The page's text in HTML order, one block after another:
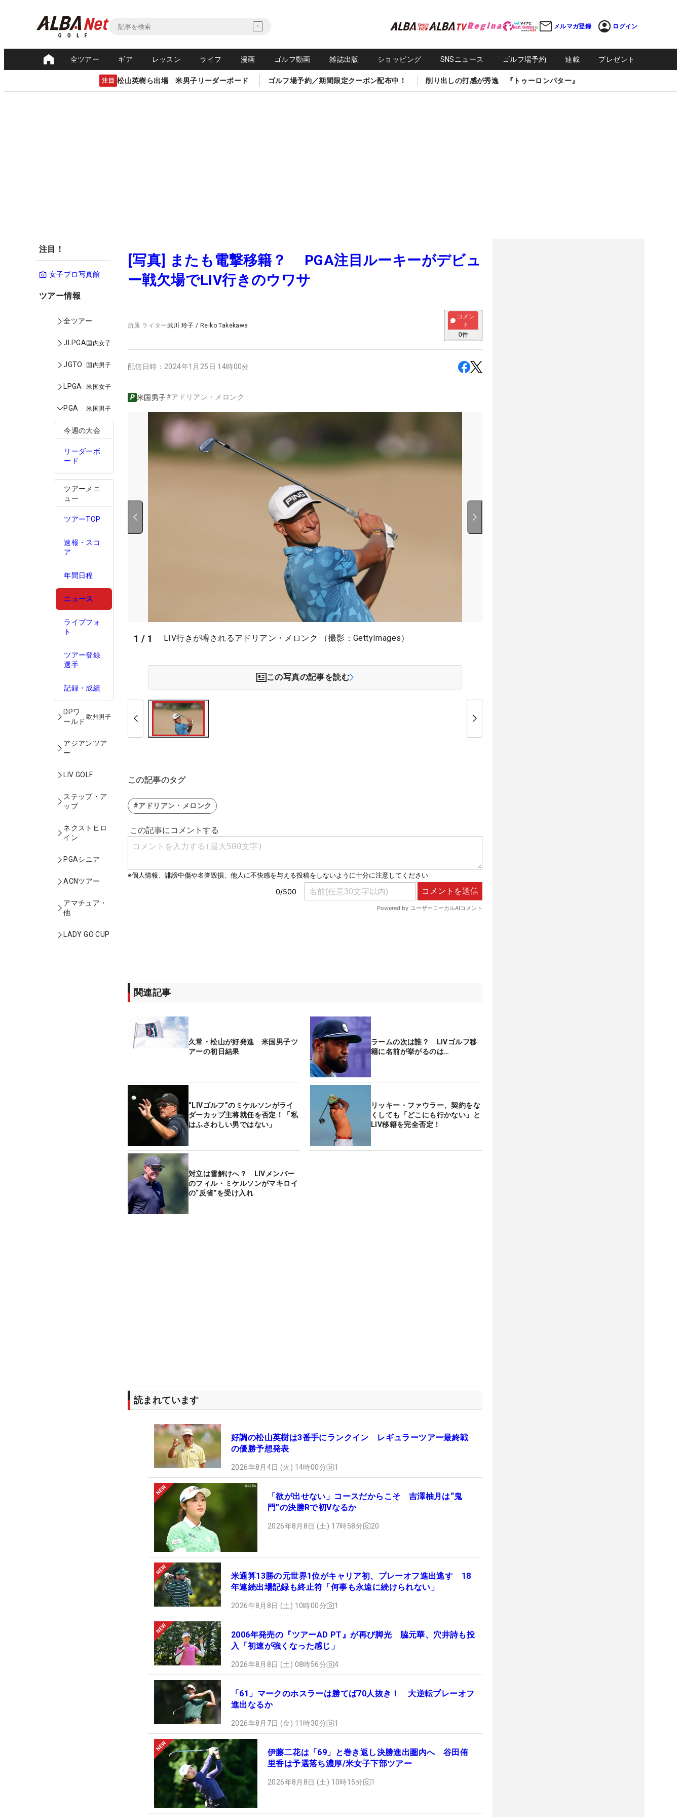
メルマガ登録 ログイン
全ツアー ギア レッスン ライフ 漫画 ゴルフ動画 雑誌出版 ショッピング SNSニュース ゴルフ場予約 連載 プレゼント
注目 松山英樹ら出場 米男子リーダーボード ゴルフ場予約／期間限定クーポン配布中！ 削り出しの打感が秀逸 『トゥーロンパター』
注目！
女子プロ写真館
ツアー情報
全ツアー
JLPGA国内女子
JGTO 国内男子
LPGA 米国女子
PGA 米国男子
今週の大会
リーダーボ
ード
ツアーメニ
ュー
ツアーTOP
速報・スコ
ア
年間日程
ニュース
ライブフォ
ト
ツアー登録
選手
記録・成績
DPワ
ールド
欧州男子
アジアンツア
ー
LIV GOLF
ステップ・ア
ップ
ネクストヒロ
イン
PGAシニア
ACNツアー
アマチュア・
他
LADY GO CUP
[写真] またも電撃移籍？ PGA注目ルーキーがデビュ
ー戦欠場でLIV行きのウワサ
所属 ライター武川 玲子 / Reiko Takekawa
コメン
ト
0件
配信日時： 2024年1月25日 14時00分
米国男子#アドリアン・メロンク
1 / 1 LIV行きが噂されるアドリアン・メロンク （撮影：GettyImages）
この写真の記事を読む
この記事のタグ
#アドリアン・メロンク
関連記事
久常・松山が好発進 米国男子ツ
アーの初日結果
ラームの次は誰？ LIVゴルフ移
籍に名前が挙がるのは…
“LIVゴルフ”のミケルソンがライ
ダーカップ主将就任を否定！「私
はふさわしい男ではない」
リッキー・ファウラー、契約をな
くしても「どこにも行かない」と
LIV移籍を完全否定！
対立は雪解けへ？ LIVメンバー
のフィル・ミケルソンがマキロイ
の“反省”を受け入れ
読まれています
好調の松山英樹は3番手にランクイン レギュラーツアー最終戦
の優勝予想発表
2026年8月4日 (火) 14時00分 1
「欲が出せない」コースだからこそ 吉澤柚月は“鬼
門”の決勝Rで初Vなるか
2026年8月8日 (土) 17時58分 20
米通算13勝の元世界1位がキャリア初、プレーオフ進出逃す 18
年連続出場記録も終止符「何事も永遠に続けられない」
2026年8月8日 (土) 10時00分 1
2006年発売の『ツアーAD PT』が再び脚光 脇元華、穴井詩も投
入「初速が強くなった感じ」
2026年8月8日 (土) 08時56分 4
「61」マークのホスラーは勝てば70人抜き！ 大逆転プレーオフ
進出なるか
2026年8月7日 (金) 11時30分 1
伊藤二花は「69」と巻き返し決勝進出圏内へ 谷田侑
里香は予選落ち濃厚/米女子下部ツアー
2026年8月8日 (土) 10時15分 1